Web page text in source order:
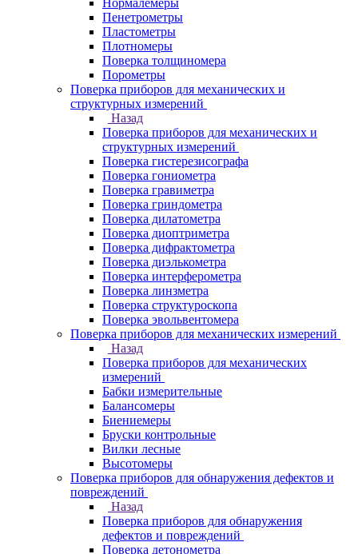
Нормалемеры
Пенетрометры
Пластометры
Плотномеры
Поверка толщиномера
Порометры
Поверка приборов для механических и
структурных измерений
Назад
Поверка приборов для механических и
структурных измерений
Поверка гистерезисографа
Поверка гониометра
Поверка гравиметра
Поверка гриндометра
Поверка дилатометра
Поверка диоптриметра
Поверка дифрактометра
Поверка диэлькометра
Поверка интерферометра
Поверка линзметра
Поверка структуроскопа
Поверка эвольвентомера
Поверка приборов для механических измерений
Назад
Поверка приборов для механических
измерений
Бабки измерительные
Балансомеры
Биениемеры
Бруски контрольные
Вилки лесные
Высотомеры
Поверка приборов для обнаружения дефектов и
повреждений
Назад
Поверка приборов для обнаружения
дефектов и повреждений
Поверка детонометра